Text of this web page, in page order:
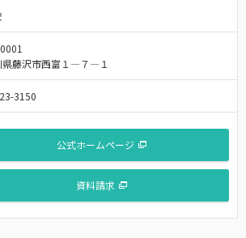
県藤沢市西富１―７―１
3150
公式ホームページ
資料請求